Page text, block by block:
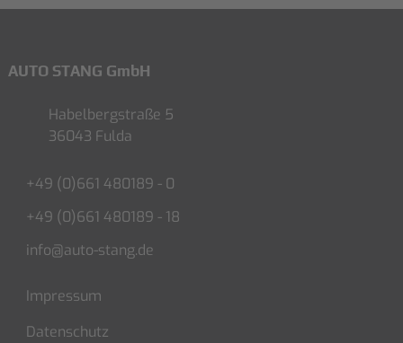
AUTO STANG GmbH
Habelbergstraße 5
36043 Fulda
+49 (0)661 480189 - 0
+49 (0)661 480189 - 18
info@auto-stang.de
Impressum
Datenschutz